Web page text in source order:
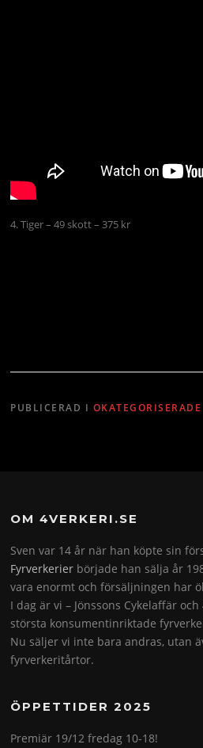
4. Tiger – 49 skott – 375 kr
PUBLICERAD I OKATEGORISERADE
OM 4VERKERI.SE
Sven var 14 år när han köpte sin
Fyrverkerier började han sälja år
vara enormt och försäljningen har
I dag är vi – Jönssons Cykelaffär
största konsumentinriktade
Nu säljer vi inte bara andras, utan
fyrverkeritårtor.
ÖPPETTIDER 2025
Premiär 19/12 fredag 10-18!